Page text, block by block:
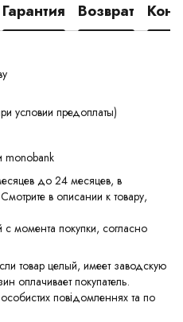
Гарантия Возврат
условии предоплаты)
monobank
до 24 месяцев, в
в описании к товару,
с момента покупки, согласно
товар целый, имеет заводскую
оплачивает покупатель.
повідомленнях та по